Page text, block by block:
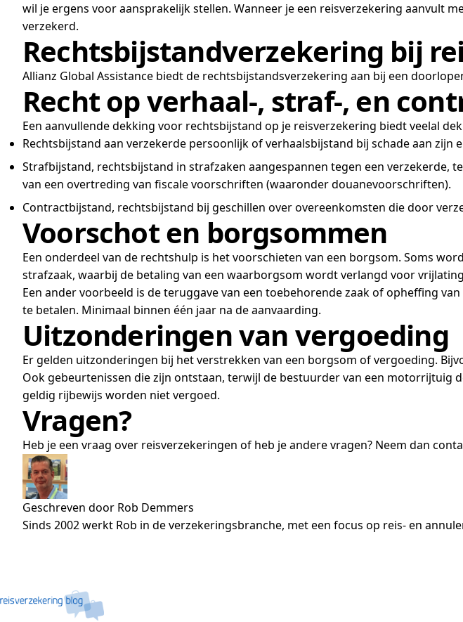
wil je ergens voor aansprakelijk stellen. Wanneer je een reisverzekering aanvult
verzekerd.
Rechtsbijstandverzekering bij
Allianz Global Assistance biedt de rechtsbijstandsverzekering aan bij een
Recht op verhaal-, straf-, en
Een aanvullende dekking voor rechtsbijstand op je reisverzekering biedt veelal
Rechtsbijstand aan verzekerde persoonlijk of verhaalsbijstand bij schade aan
Strafbijstand, rechtsbijstand in strafzaken aangespannen tegen een
van een overtreding van fiscale voorschriften (waaronder douanevoorschriften).
Contractbijstand, rechtsbijstand bij geschillen over overeenkomsten die door
Voorschot en borgsommen
Een onderdeel van de rechtshulp is het voorschieten van een borgsom. Soms
strafzaak, waarbij de betaling van een waarborgsom wordt verlangd voor
Een ander voorbeeld is de teruggave van een toebehorende zaak of opheffing
te betalen. Minimaal binnen één jaar na de aanvaarding.
Uitzonderingen van vergoeding
Er gelden uitzonderingen bij het verstrekken van een borgsom of vergoeding.
Ook gebeurtenissen die zijn ontstaan, terwijl de bestuurder van een
geldig rijbewijs worden niet vergoed.
Vragen?
Heb je een vraag over reisverzekeringen of heb je andere vragen? Neem dan
Geschreven door Rob Demmers
Sinds 2002 werkt Rob in de verzekeringsbranche, met een focus op reis- en